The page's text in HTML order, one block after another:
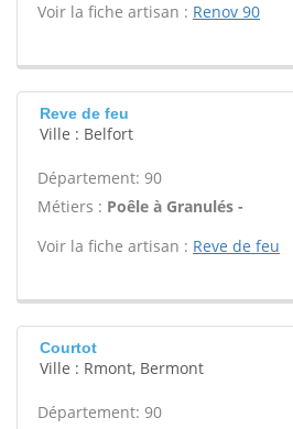
Voir la fiche artisan : Renov 90
Reve de feu
Ville : Belfort
Département: 90
Métiers : Poêle à Granulés -
Voir la fiche artisan : Reve de feu
Courtot
Ville : Rmont, Bermont
Département: 90